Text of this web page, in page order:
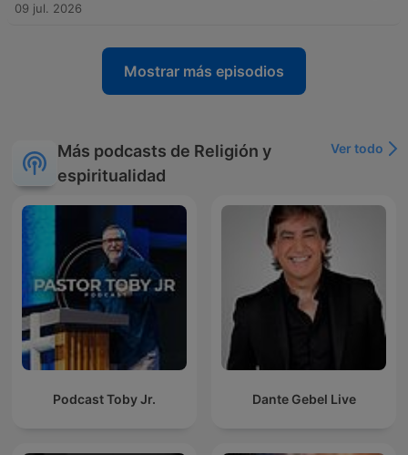
09 jul. 2026
Mostrar más episodios
Más podcasts de Religión y
espiritualidad
Ver todo
Podcast Toby Jr. Dante Gebel Live